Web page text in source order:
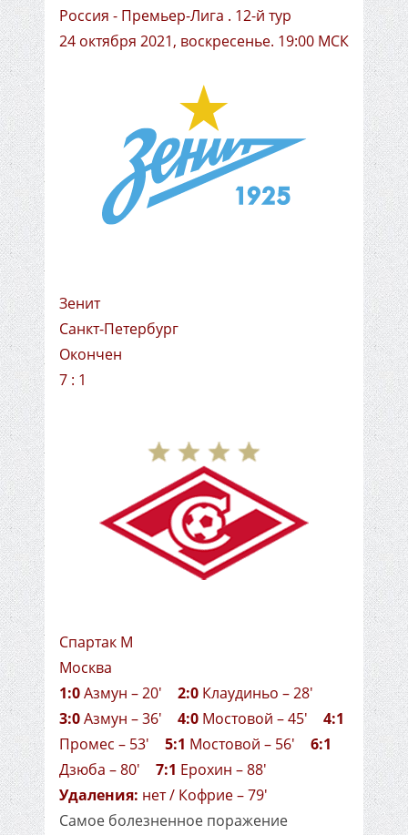
Россия - Премьер-Лига . 12-й тур
24 октября 2021, воскресенье. 19:00 МСК
Зенит
Санкт-Петербург
Окончен
7 : 1
Спартак М
Москва
1:0Азмун – 20' 2:0 Клаудиньо – 28'
3:0Азмун – 36' 4:0 Мостовой – 45' 4:1
Промес – 53' 5:1 Мостовой – 56' 6:1
Дзюба – 80' 7:1 Ерохин – 88'
Удаления: нет / Кофрие – 79'
Самое болезненное поражение